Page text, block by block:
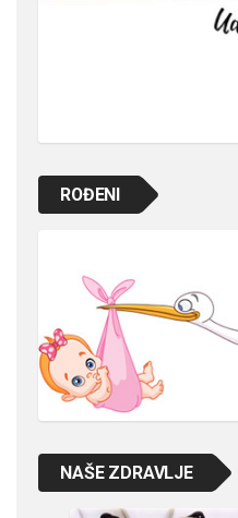
ROĐENI
NAŠE ZDRAVLJE